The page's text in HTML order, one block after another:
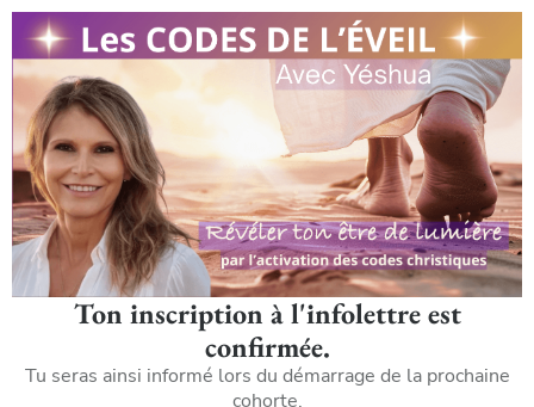
Ton inscription à l'infolettre est
confirmée.
Tu seras ainsi informé lors du démarrage de la prochaine
cohorte.